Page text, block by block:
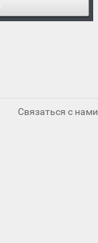
Связаться с нами